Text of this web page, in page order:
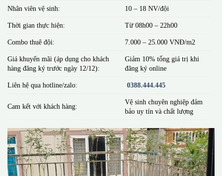
Nhân viên vệ sinh: 10 – 18 NV/đội
Thời gian thực hiện: Từ 08h00 – 22h00
Combo thuê đội: 7.000 – 25.000 VNĐ/m2
Giá khuyến mãi (áp dụng cho khách
hàng đăng ký trước ngày 12/12):
Giảm 10% tổng giá trị khi
đăng ký online
Liên hệ qua hotline/zalo: 0388.444.445
Cam kết với khách hàng:
Vệ sinh chuyên nghiệp đảm
bảo uy tín và chất lượng